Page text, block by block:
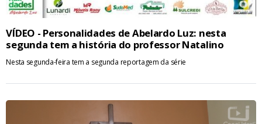
VÍDEO - Personalidades de Abelardo Luz: nesta
segunda tem a história do professor Natalino
Nesta segunda-feira tem a segunda reportagem da série